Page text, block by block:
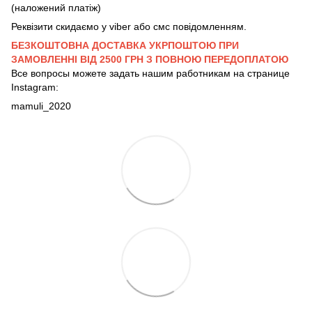
(наложений платіж)
Реквізити скидаємо у viber або смс повідомленням.
БЕЗКОШТОВНА ДОСТАВКА УКРПОШТОЮ ПРИ
ЗАМОВЛЕННІ ВІД 2500 ГРН З ПОВНОЮ ПЕРЕДОПЛАТОЮ
Все вопросы можете задать нашим работникам на странице
Instagram:
mamuli_2020